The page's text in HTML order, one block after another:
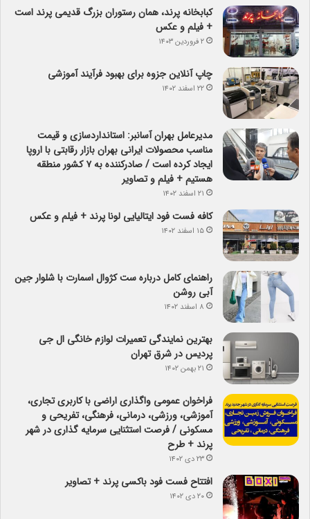
کبابخانه پرند، همان رستوران بزرگ قدیمی پرند است
+ فیلم و عکس
۲ فروردین ۱۴۰۳
چاپ آنلاین جزوه برای بهبود فرآیند آموزشی
۲۲ اسفند ۱۴۰۲
مدیرعامل بهران آسانبر: استانداردسازی و قیمت
مناسب محصولات ایرانی بهران بازار رقابتی با اروپا
ایجاد کرده است / صادرکننده به ۷ کشور منطقه
هستیم + فیلم و تصاویر
۲۱ اسفند ۱۴۰۲
کافه فست فود ایتالیایی لونا پرند + فیلم و عکس
۱۵ اسفند ۱۴۰۲
راهنمای کامل درباره ست کژوال اسمارت با شلوار جین
آبی روشن
۸ اسفند ۱۴۰۲
بهترین نمایندگی تعمیرات لوازم خانگی ال جی
پردیس در شرق تهران
۲۱ بهمن ۱۴۰۲
فراخوان عمومی واگذاری اراضی با کاربری تجاری،
آموزشی، ورزشی، درمانی، فرهنگی، تفریحی و
مسکونی / فرصت استثنایی سرمایه گذاری در شهر
پرند + طرح
۲۳ دی ۱۴۰۲
افتتاح فست فود باکسی پرند + تصاویر
۲۰ دی ۱۴۰۲